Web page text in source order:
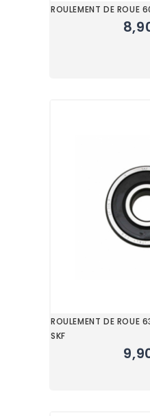
ROULEMENT DE ROUE
ROULEMENT DE ROUE
SKF